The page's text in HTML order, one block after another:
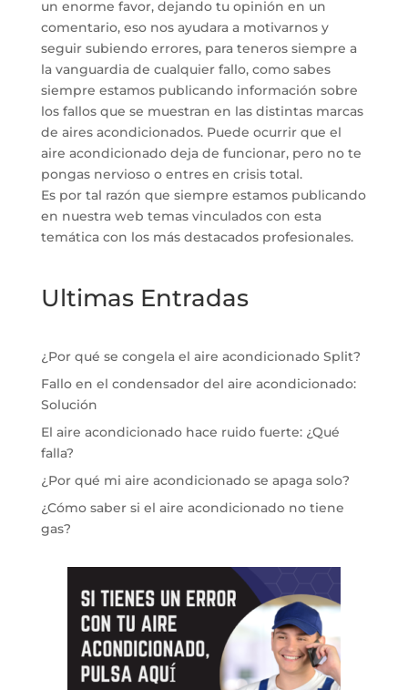
un enorme favor, dejando tu opinión en un
comentario, eso nos ayudara a motivarnos y
seguir subiendo errores, para teneros siempre a
la vanguardia de cualquier fallo, como sabes
siempre estamos publicando información sobre
los fallos que se muestran en las distintas marcas
de aires acondicionados. Puede ocurrir que el
aire acondicionado deja de funcionar, pero no te
pongas nervioso o entres en crisis total.
Es por tal razón que siempre estamos publicando
en nuestra web temas vinculados con esta
temática con los más destacados profesionales.
Ultimas Entradas
¿Por qué se congela el aire acondicionado Split?
Fallo en el condensador del aire acondicionado:
Solución
El aire acondicionado hace ruido fuerte: ¿Qué
falla?
¿Por qué mi aire acondicionado se apaga solo?
¿Cómo saber si el aire acondicionado no tiene
gas?